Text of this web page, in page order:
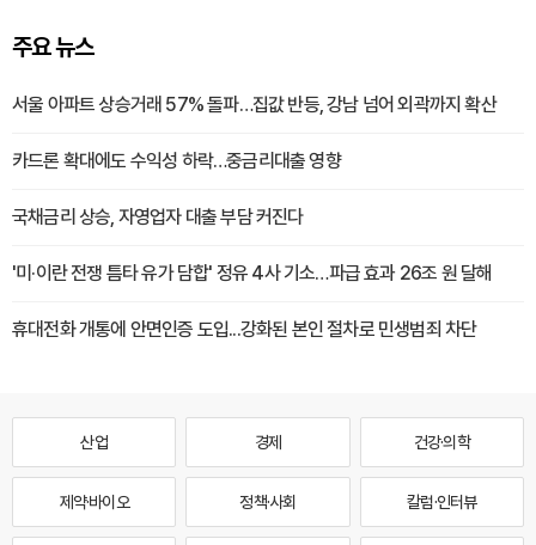
주요 뉴스
서울 아파트 상승거래 57% 돌파…집값 반등, 강남 넘어 외곽까지 확산
카드론 확대에도 수익성 하락…중금리대출 영향
국채금리 상승, 자영업자 대출 부담 커진다
'미·이란 전쟁 틈타 유가 담합' 정유 4사 기소…파급 효과 26조 원 달해
휴대전화 개통에 안면인증 도입...강화된 본인 절차로 민생범죄 차단
산업 경제 건강·의학
제약·바이오 정책·사회 칼럼·인터뷰